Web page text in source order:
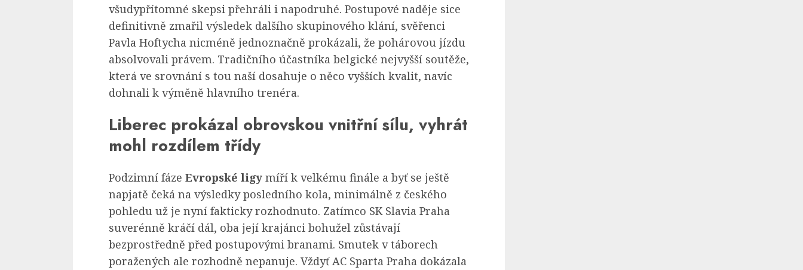
všudypřítomné skepsi přehráli i napodruhé. Postupové naděje sice
definitivně zmařil výsledek dalšího skupinového klání, svěřenci
Pavla Hoftycha nicméně jednoznačně prokázali, že pohárovou jízdu
absolvovali právem. Tradičního účastníka belgické nejvyšší soutěže,
která ve srovnání s tou naší dosahuje o něco vyšších kvalit, navíc
dohnali k výměně hlavního trenéra.
Liberec prokázal obrovskou vnitřní sílu, vyhrát
mohl rozdílem třídy
Podzimní fáze Evropské ligy míří k velkému finále a byť se ještě
napjatě čeká na výsledky posledního kola, minimálně z českého
pohledu už je nyní fakticky rozhodnuto. Zatímco SK Slavia Praha
suverénně kráčí dál, oba její krajánci bohužel zůstávají
bezprostředně před postupovými branami. Smutek v táborech
poražených ale rozhodně nepanuje. Vždyť AC Sparta Praha dokázala